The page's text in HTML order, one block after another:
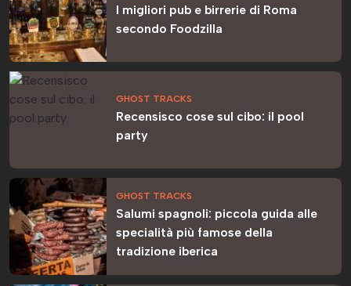
I migliori pub e birrerie di Roma
secondo Foodzilla
GHOST TRACKS
Recensisco cose sul cibo: il pool
party
GHOST TRACKS
Salumi spagnoli: piccola guida alle
specialità più famose della
tradizione iberica